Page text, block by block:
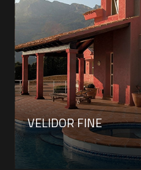
VELIDOR FINE